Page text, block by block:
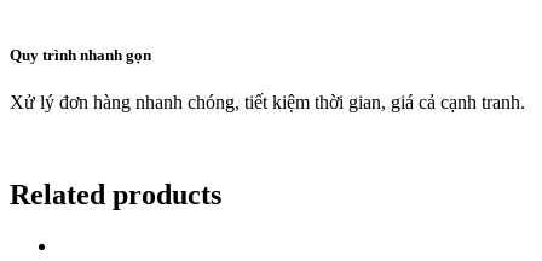
Quy trình nhanh gọn
Xử lý đơn hàng nhanh chóng, tiết kiệm thời gian, giá cả cạnh tranh.
Related products